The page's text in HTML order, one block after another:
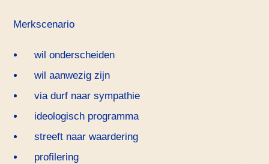
Merkscenario
wil onderscheiden
wil aanwezig zijn
via durf naar sympathie
ideologisch programma
streeft naar waardering
profilering